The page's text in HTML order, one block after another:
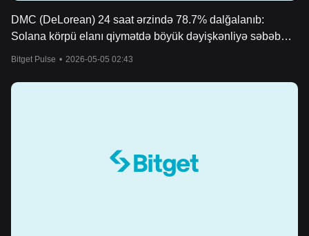
DMC (DeLorean) 24 saat ərzində 78.7% dalğalanıb:
Solana körpü elanı qiymətdə böyük dəyişkənliyə səbəb
Bitget Pulse • 2026-05-05 02:43